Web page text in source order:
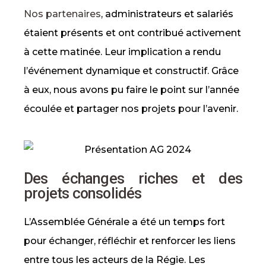
Nos partenaires, administrateurs et salariés
étaient présents et ont contribué activement
à cette matinée. Leur implication a rendu
l’événement dynamique et constructif. Grâce
à eux, nous avons pu faire le point sur l’année
écoulée et partager nos projets pour l’avenir.
Des échanges riches et des
projets consolidés
L’Assemblée Générale a été un temps fort
pour échanger, réfléchir et renforcer les liens
entre tous les acteurs de la Régie. Les